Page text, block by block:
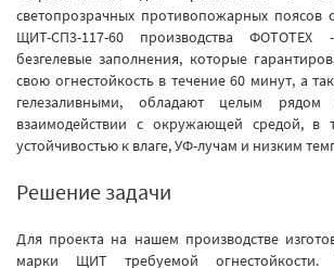
светопрозрачных противопожарных поясов
ЩИТ-СП3-117-60 производства ФОТОТЕХ
безгелевые заполнения, которые
свою огнестойкость в течение 60 минут, а
гелезаливными, обладают целым рядом
взаимодействии с окружающей средой, в
устойчивостью к влаге, УФ-лучам и низким
Решение задачи
Для проекта на нашем производстве
марки ЩИТ требуемой огнестойкости.